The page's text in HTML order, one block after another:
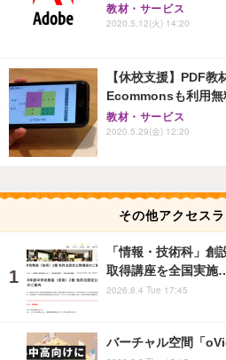
教材・サービス
2020.5.12(火) 14:20
【休校支援】PDF
Ecommonsも利用無
教材・サービス
2020.5.29(金) 12:20
その他アクセス
「情報・技術科」
取得講座を全国実施
2026.8.4 Tue 17:45
バーチャル空間「